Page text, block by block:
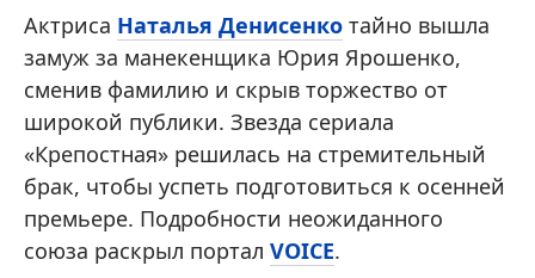
Актриса Наталья Денисенко тайно вышла
замуж за манекенщика Юрия Ярошенко,
сменив фамилию и скрыв торжество от
широкой публики. Звезда сериала
«Крепостная» решилась на стремительный
брак, чтобы успеть подготовиться к осенней
премьере. Подробности неожиданного
союза раскрыл портал VOICE.